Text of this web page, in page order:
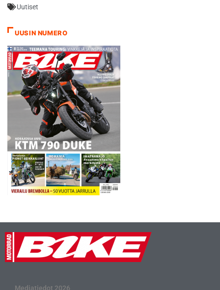
Spies ja Dani Pedrosa.
mukaan kaikista road racing
onnettomuuksista 48 %
loukkaantumisista
kohdistuu niskaan ja
käsivarsiin.…
Uutiset
UUSIN NUMERO
Mediatiedot 2026